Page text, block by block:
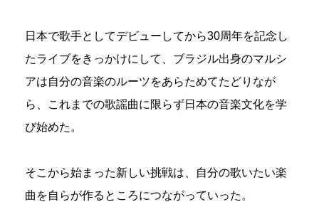
日本で歌手としてデビューしてから30周年を記念し
たライブをきっかけにして、ブラジル出身のマルシ
アは自分の音楽のルーツをあらためてたどりなが
ら、これまでの歌謡曲に限らず日本の音楽文化を学
び始めた。
そこから始まった新しい挑戦は、自分の歌いたい楽
曲を自らが作るところにつながっていった。